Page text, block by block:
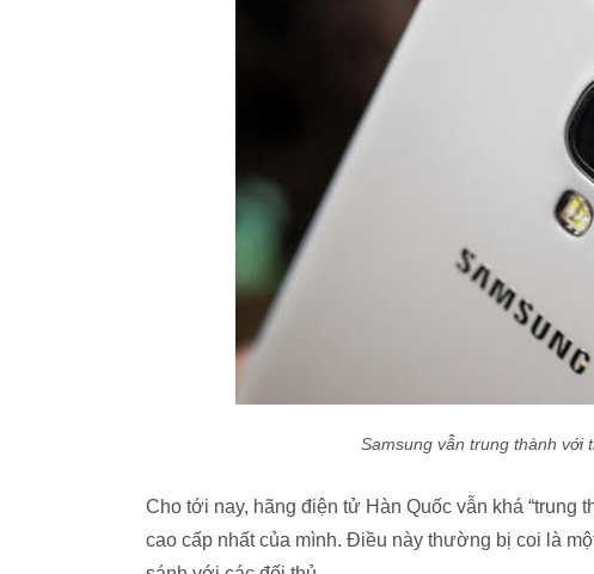
Samsung vẫn trung thành với
Cho tới nay, hãng điện tử Hàn Quốc vẫn khá “trung
cao cấp nhất của mình. Điều này thường bị coi là